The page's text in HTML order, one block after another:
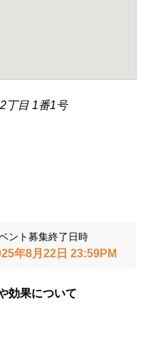
2丁目 1番1号
ント募集終了日時
年8月22日 23:59PM
効果について